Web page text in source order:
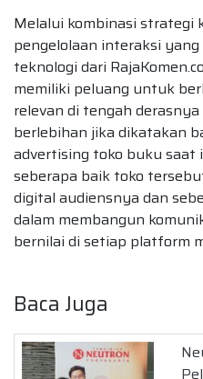
Melalui kombinasi strategi
pengelolaan interaksi
teknologi dari
memiliki peluang untuk
relevan di tengah
berlebihan jika dikatakan
advertising toko buku saat
seberapa baik toko
digital audiensnya dan
dalam membangun
bernilai di setiap platform
Baca Juga